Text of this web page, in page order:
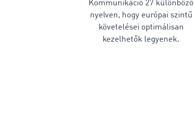
Kommunikáció 27 különböző
nyelven, hogy európai szintű
követelései optimálisan
kezelhetők legyenek.